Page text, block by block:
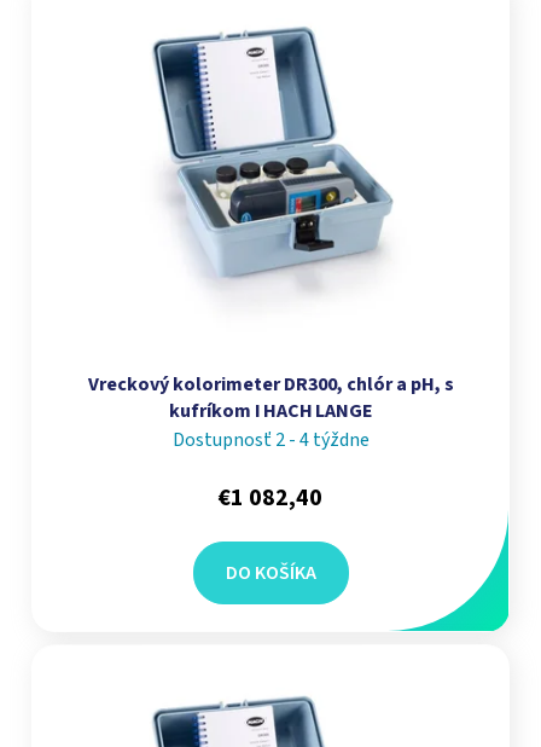
Vreckový kolorimeter DR300, chlór a pH, s
kufríkom I HACH LANGE
Dostupnosť 2 - 4 týždne
€1 082,40
DO KOŠÍKA